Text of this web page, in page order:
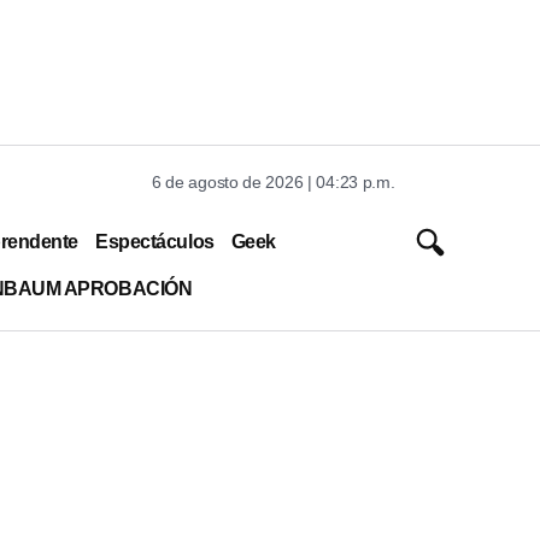
6 de agosto de 2026 | 04:23 p.m.
Espectáculos Geek
APROBACIÓN